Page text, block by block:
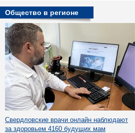
Общество в регионе
Свердловские врачи онлайн наблюдают
за здоровьем 4160 будущих мам